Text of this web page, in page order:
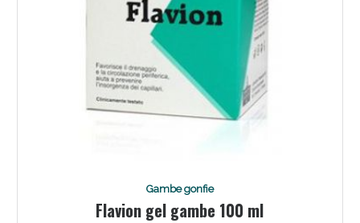
Gambe gonfie
Flavion gel gambe 100 ml
Scopri le offerte di Oggi